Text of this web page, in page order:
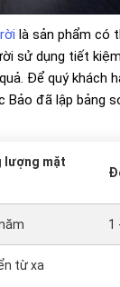
là sản phẩm có
sử dụng tiết
Để quý khách
Bảo đã lập bảng
lượng mặt
1
từ xa